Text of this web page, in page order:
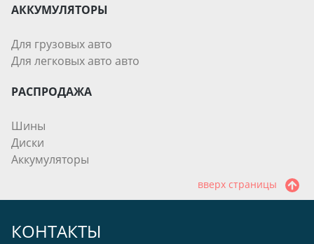
АККУМУЛЯТОРЫ
Для грузовых авто
Для легковых авто авто
РАСПРОДАЖА
Шины
Диски
Аккумуляторы
вверх страницы
КОНТАКТЫ